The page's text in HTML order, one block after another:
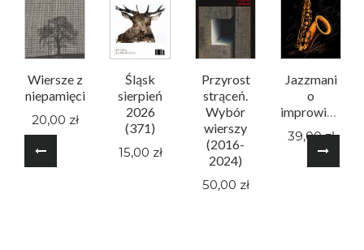
Wiersze z
niepamięci
20,00 zł
Śląsk
sierpień
2026
(371)
15,00 zł
Przyrost
strąceń.
Wybór
wierszy
(2016-
2024)
50,00 zł
Jazzmani
o
improwizacji
39,00 zł